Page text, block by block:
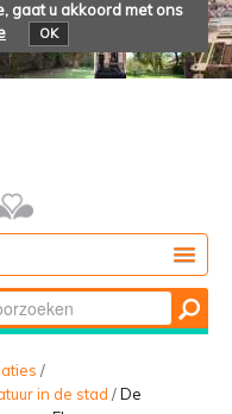
gaat u akkoord met ons
OK
/
in de stad /De